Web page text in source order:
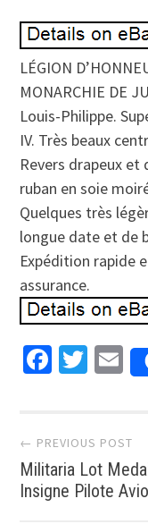
LÉGION
MONARCHIE DE
Louis-Philippe.
IV. Très beaux
Revers drapeux et
ruban en soie
Quelques très
longue date et de
Expédition rapide
assurance.
Post
← PREVIOUS POST
Militaria Lot
Insigne Pilote